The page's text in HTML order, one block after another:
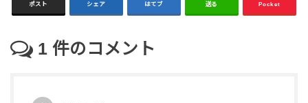
ポスト シェア はてブ 送る Pocket
1件のコメント